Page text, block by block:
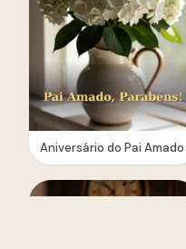
Aniversário do Pai Amado